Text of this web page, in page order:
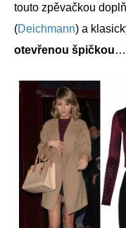
touto zpěvačkou
(Deichmann) a
otevřenou špičkou…